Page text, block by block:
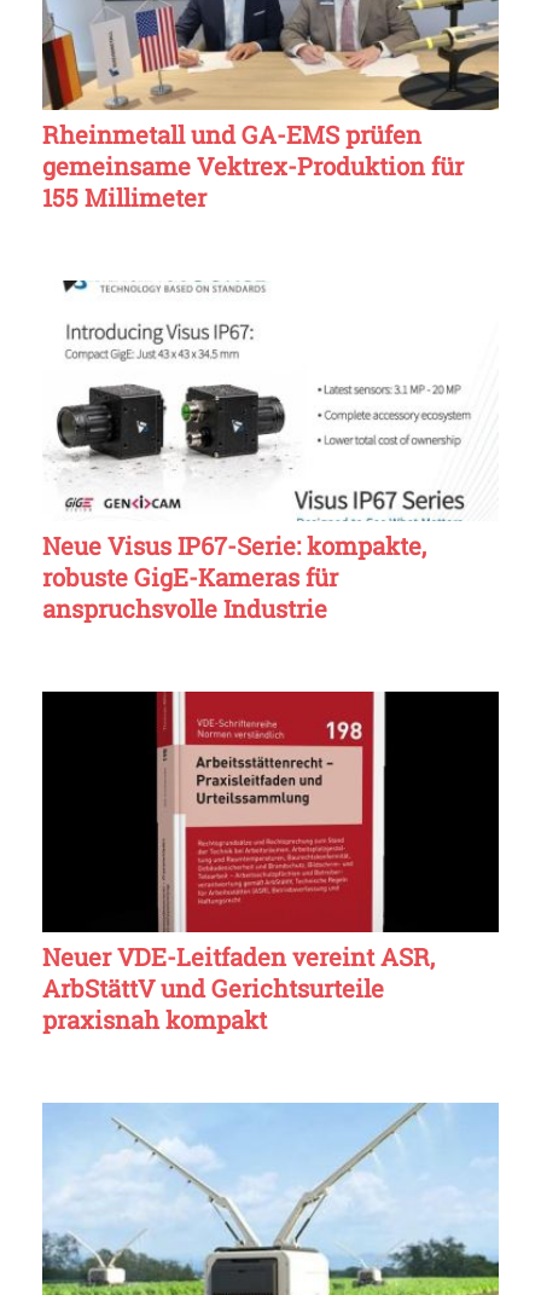
Rheinmetall und GA-EMS prüfen
gemeinsame Vektrex-Produktion für
155 Millimeter
Neue Visus IP67-Serie: kompakte,
robuste GigE-Kameras für
anspruchsvolle Industrie
Neuer VDE-Leitfaden vereint ASR,
ArbStättV und Gerichtsurteile
praxisnah kompakt